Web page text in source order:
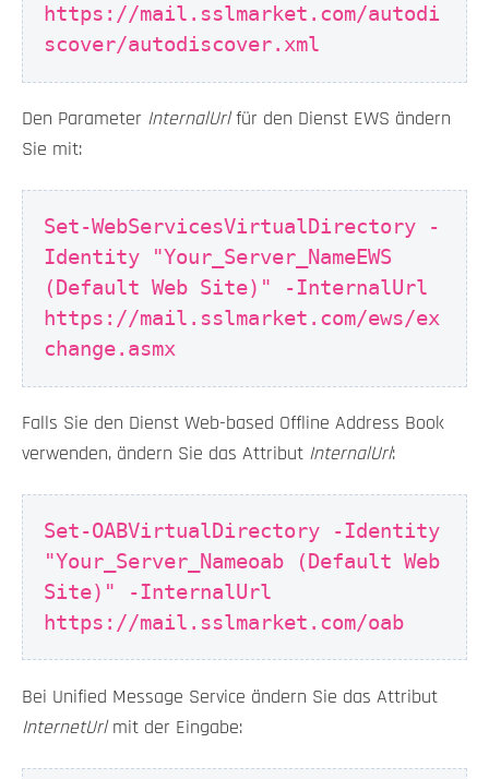
https://mail.sslmarket.com/autodi
scover/autodiscover.xml
Den Parameter InternalUrlfür den Dienst EWS ändern
Sie mit:
Set-WebServicesVirtualDirectory -
Identity "Your_Server_NameEWS
(Default Web Site)" -InternalUrl
https://mail.sslmarket.com/ews/ex
change.asmx
Falls Sie den Dienst Web-based Offline Address Book
verwenden, ändern Sie das Attribut InternalUrl:
Set-OABVirtualDirectory -Identity
"Your_Server_Nameoab (Default Web
Site)" -InternalUrl
https://mail.sslmarket.com/oab
Bei Unified Message Service ändern Sie das Attribut
InternetUrlmit der Eingabe: